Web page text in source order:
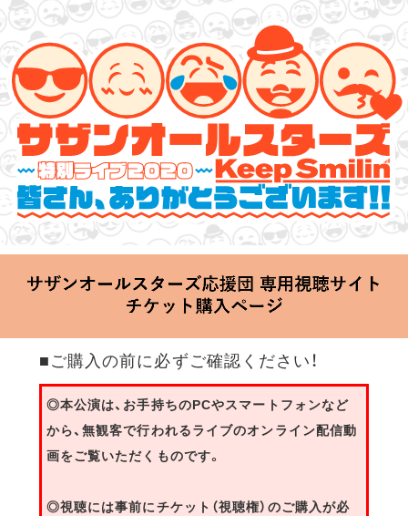
サザンオールスターズ 特別ライブ 2020
「Keep Smilin’～皆さん、ありがとうございます!!～」
2020.06.25 Thu 20:00 Start at 横浜アリーナ
■ご購入の前に必ずご確認ください！
◎本公演は、お手持ちのPCやスマートフォンなど
から、無観客で行われるライブのオンライン配信動
画をご覧いただくものです。
◎視聴には事前にチケット（視聴権）のご購入が必